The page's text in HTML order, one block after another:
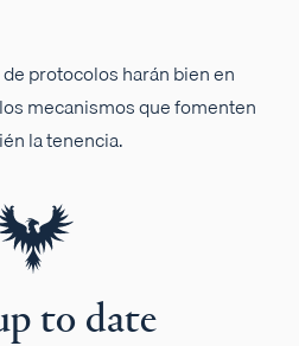
protocolos harán bien en
mecanismos que fomenten
la tenencia.
to date